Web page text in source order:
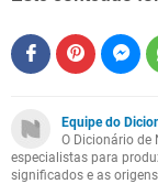
Este conteúdo
Outro
Equipe do
O Dicionário de
especialistas para
significados e as